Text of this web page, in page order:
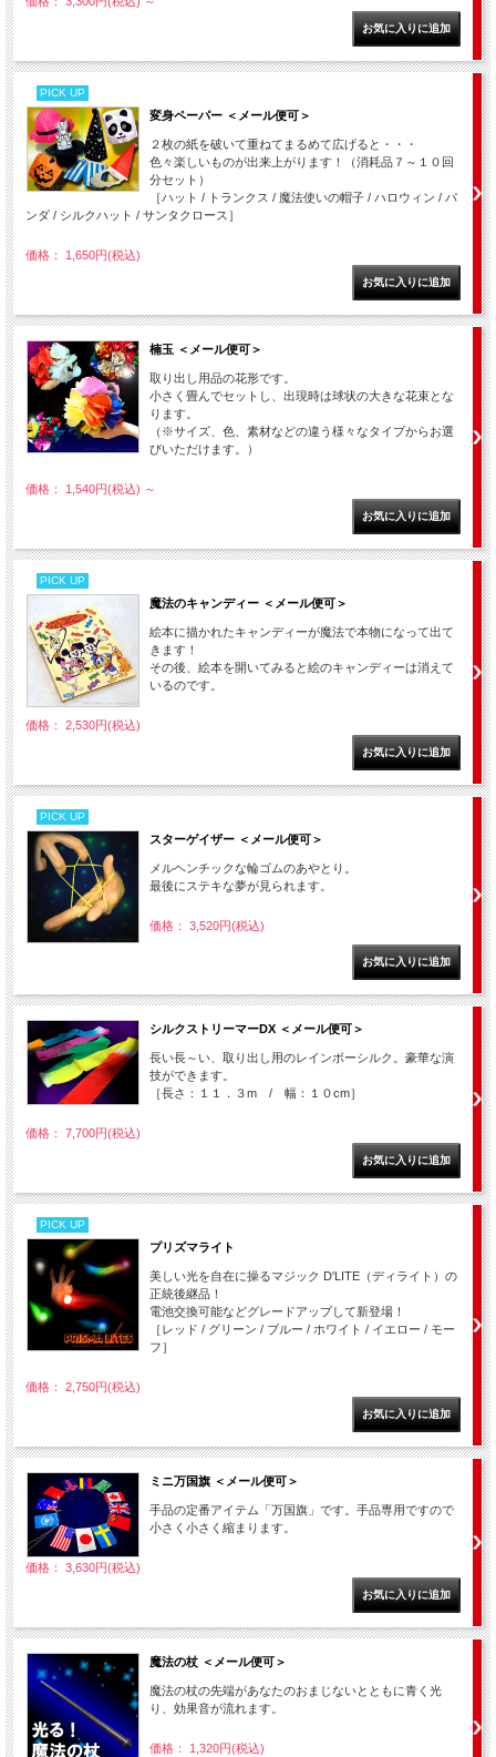
PICK UP
変身ペーパー ＜メール便可＞
２枚の紙を破いて重ねてまるめて広げると・・・
色々楽しいものが出来上がります！（消耗品７～１０回
分セット）
［ハット / トランクス / 魔法使いの帽子 / ハロウィン / パ
ンダ / シルクハット / サンタクロース］
価格： 1,650円(税込)
楠玉 ＜メール便可＞
取り出し用品の花形です。
小さく畳んでセットし、出現時は球状の大きな花束とな
ります。
（※サイズ、色、素材などの違う様々なタイプからお選
びいただけます。）
価格： 1,540円(税込) ～
PICK UP
魔法のキャンディー ＜メール便可＞
絵本に描かれたキャンディーが魔法で本物になって出て
きます！
その後、絵本を開いてみると絵のキャンディーは消えて
いるのです。
価格： 2,530円(税込)
PICK UP
スターゲイザー ＜メール便可＞
メルヘンチックな輪ゴムのあやとり。
最後にステキな夢が見られます。
価格： 3,520円(税込)
シルクストリーマーDX ＜メール便可＞
長い長～い、取り出し用のレインボーシルク。豪華な演
技ができます。
［長さ：１１．３m / 幅：１０cm］
価格： 7,700円(税込)
PICK UP
プリズマライト
美しい光を自在に操るマジック D'LITE（ディライト）の
正統後継品！
電池交換可能などグレードアップして新登場！
［レッド / グリーン / ブルー / ホワイト / イエロー / モー
フ］
価格： 2,750円(税込)
ミニ万国旗 ＜メール便可＞
手品の定番アイテム「万国旗」です。手品専用ですので
小さく小さく縮まります。
価格： 3,630円(税込)
魔法の杖 ＜メール便可＞
魔法の杖の先端があなたのおまじないとともに青く光
り、効果音が流れます。
価格： 1,320円(税込)